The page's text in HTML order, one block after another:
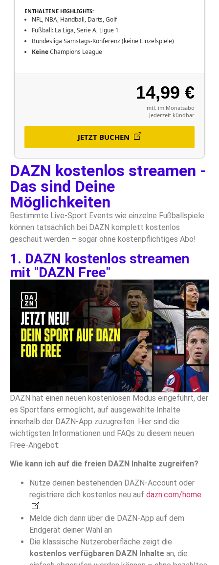
ENTHALTENE HIGHLIGHTS:
NFL, NBA, Handball, Darts, Golf
Fußball: La Liga, Serie A, Ligue 1
Bundesliga Samstags-Konferenz (keine Einzelspiele)
KeineChampions League
14,99 €
mtl. im Monatsabo
Jederzeit kündbar
JETZT BUCHEN
DAZN kostenlos streamen -
Das sind Deine
Möglichkeiten
Bestimmte Live-Sport Events wie einzelne Fußballspiele
können tatsächlich bei DAZN komplett kostenlos
geschaut werden – sogar ohne kostenpflichtiges Abo!
1. DAZN kostenlos streamen
mit "DAZN Free"
DAZN hat einen neuen kostenlosen Modus eingeführt, der
es Sportfans ermöglicht, auf ausgewählte Inhalte
innerhalb der DAZN-App zuzugreifen. Hier sind die
wichtigsten Informationen und FAQs zu diesem neuen
Free-Angebot:
Wie kann ich auf die freien DAZN Inhalte zugreifen?
Nutze deinen bestehenden DAZN-Account oder
registriere dich kostenlos neu auf dazn.com/home
Melde dich dann über die DAZN-App auf dem
Endgerät deiner Wahl an
Die klassische Nutzeroberfläche zeigt die
kostenlos verfügbaren DAZN Inhalte an, die